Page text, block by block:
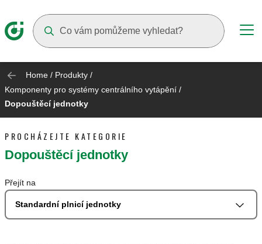
Home / Produkty /
Komponenty pro systémy centrálního vytápění /
Dopouštěcí jednotky
PROCHÁZEJTE KATEGORIE
Dopouštěcí jednotky
Přejít na
Standardní plnicí jednotky